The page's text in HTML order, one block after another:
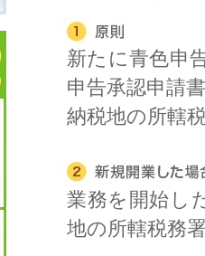
新たに青色申
申告承認申請
納税地の所轄
業務を開始し
地の所轄税務